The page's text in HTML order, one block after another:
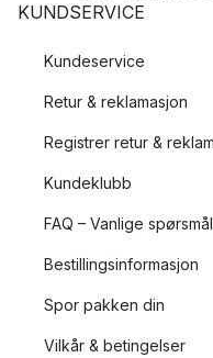
KUNDSERVICE
Kundeservice
Retur & reklamasjon
Registrer retur &
Kundeklubb
FAQ – Vanlige spørsmål
Bestillingsinformasjon
Spor pakken din
Vilkår & betingelser